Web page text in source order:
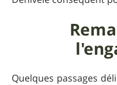
Quelques passages